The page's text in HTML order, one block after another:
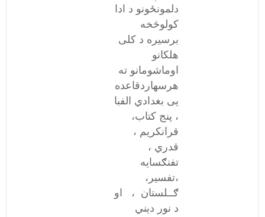
دلمونځونو د ادا
کولوڅخه
برسیره د کلی
هلکانو
اوماشومانو ته
هرسهاردقاعده
یی بغدادي الفبا
، پنج کتاب،
قرانکریم ،
قدري ،
تفنګسایه
،تفسیر،
ګــلستان ، او
د نور دیني